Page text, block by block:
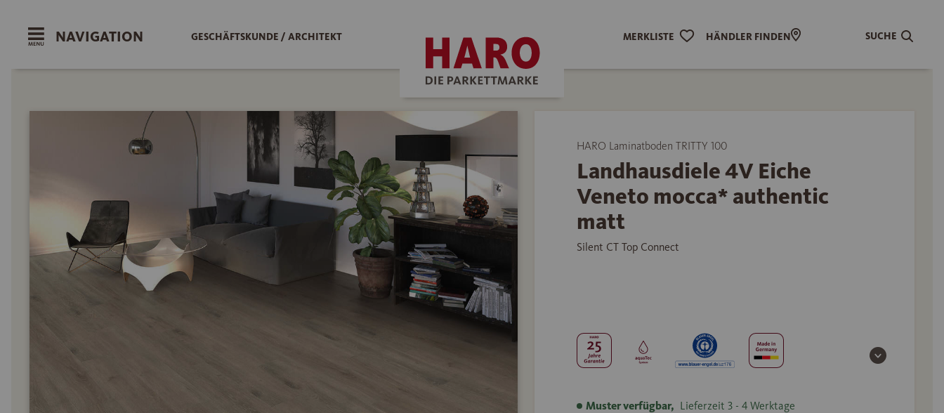
NAVIGATION GESCHÄFTSKUNDE / ARCHITEKT MERKLISTE HÄNDLER FINDEN SUCHE
HARO Laminatboden TRITTY 100
Landhausdiele 4V Eiche
Veneto mocca* authentic
matt
Silent CT Top Connect
Muster verfügbar, Lieferzeit 3 - 4 Werktage